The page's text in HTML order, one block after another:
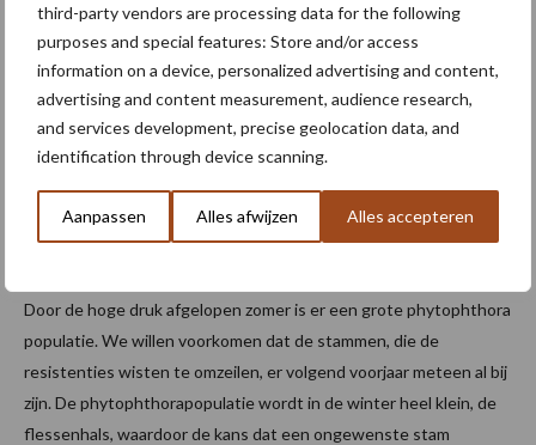
third-party vendors are processing data for the following
purposes and special features: Store and/or access
information on a device, personalized advertising and content,
advertising and content measurement, audience research,
and services development, precise geolocation data, and
identification through device scanning.
Aanpassen Alles afwijzen Alles accepteren
te gaan.” Belangrijk is in de eerste plaats om vast te stellen dat er
geen zieke knol is gepoot. Monitor vanaf de opkomst de planten.
Zorg bij een afwijking dat besmette planten worden verwijderd.
“Zorg daarnaast voor het goed afdekken van afvalhopen en doe
aan opslagbestrijding.”
Phytophthora
Door de hoge druk afgelopen zomer is er een grote phytophthora
populatie. We willen voorkomen dat de stammen, die de
resistenties wisten te omzeilen, er volgend voorjaar meteen al bij
zijn. De phytophthorapopulatie wordt in de winter heel klein, de
flessenhals, waardoor de kans dat een ongewenste stam